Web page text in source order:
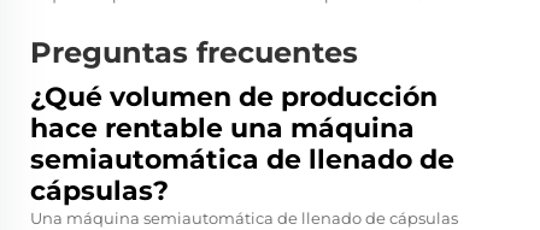
Preguntas frecuentes
¿Qué volumen de producción
hace rentable una máquina
semiautomática de llenado de
cápsulas?
Una máquina semiautomática de llenado de cápsulas